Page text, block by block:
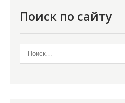
Поиск по сайту